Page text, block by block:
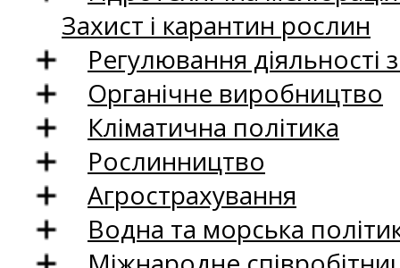
Захист і карантин рослин
Регулювання
Органічне виробництво
Кліматична політика
Рослинництво
Агрострахування
Водна та морська